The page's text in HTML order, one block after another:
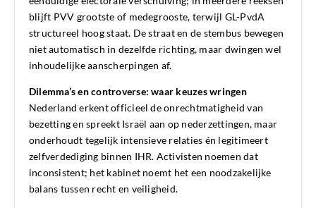
blijft PVV grootste of medegrooste, terwijl GL-PvdA
structureel hoog staat. De straat en de stembus bewegen
niet automatisch in dezelfde richting, maar dwingen wel
inhoudelijke aanscherpingen af.
Dilemma’s en controverse: waar keuzes wringen
Nederland erkent officieel de onrechtmatigheid van
bezetting en spreekt Israël aan op nederzettingen, maar
onderhoudt tegelijk intensieve relaties én legitimeert
zelfverdediging binnen IHR. Activisten noemen dat
inconsistent; het kabinet noemt het een noodzakelijke
balans tussen recht en veiligheid.